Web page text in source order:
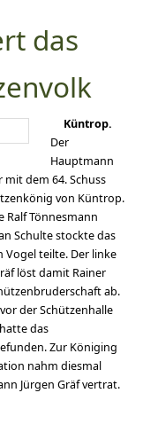
das
Küntrop.
Der
Hauptmann
mit dem 64. Schuss
von Küntrop.
Ralf Tönnesmann
Schulte stockte das
Vogel teilte. Der linke
löst damit Rainer
ab.
der Schützenhalle
das
Zur Königing
nahm diesmal
Jürgen Gräf vertrat.